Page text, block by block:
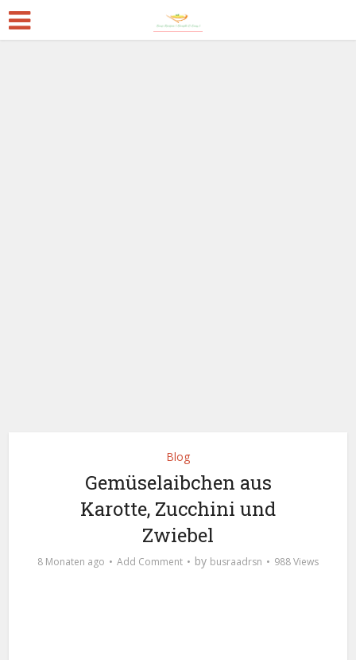
Blog
Gemüselaibchen aus
Karotte, Zucchini und
Zwiebel
8 Monaten ago Add Comment by busraadrsn 988 Views